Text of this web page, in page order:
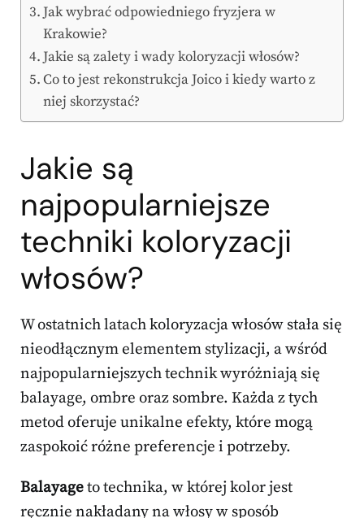
Jak wybrać odpowiedniego fryzjera w
Krakowie?
Jakie są zalety i wady koloryzacji włosów?
Co to jest rekonstrukcja Joico i kiedy warto z
niej skorzystać?
Jakie są
najpopularniejsze
techniki koloryzacji
włosów?
W ostatnich latach koloryzacja włosów stała się
nieodłącznym elementem stylizacji, a wśród
najpopularniejszych technik wyróżniają się
balayage, ombre oraz sombre. Każda z tych
metod oferuje unikalne efekty, które mogą
zaspokoić różne preferencje i potrzeby.
Balayageto technika, w której kolor jest
ręcznie nakładany na włosy w sposób